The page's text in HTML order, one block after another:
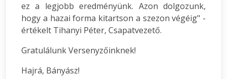
ez a legjobb eredményünk. Azon dolgozunk,
hogy a hazai forma kitartson a szezon végéig" -
értékelt Tihanyi Péter, Csapatvezető.
Gratulálunk Versenyzőinknek!
Hajrá, Bányász!